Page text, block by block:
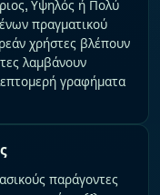
Υψηλός ή Πολύ
πραγματικού
χρήστες βλέπουν
λαμβάνουν
γραφήματα
παράγοντες